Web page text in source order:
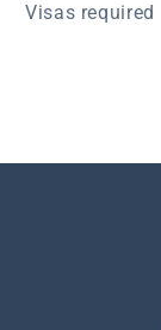
Visas required